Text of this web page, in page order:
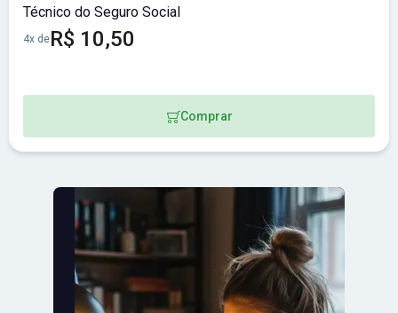
Técnico do Seguro Social
4x deR$ 10,50
Comprar